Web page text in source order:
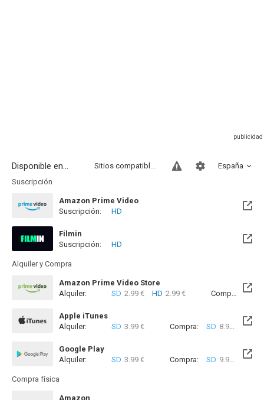
Disponible en... España
Sitios compatibles
Suscripción
Amazon Prime Video
Suscripción:
HD
Filmin
Disponible hasta el Mié, 31 Dic 2031 (Quedan 5 años)
Suscripción: HD
Alquiler y Compra
Amazon Prime Video Store
Alquiler:
SD 2.99 € HD 2.99 € Compra: SD
Apple iTunes
Alquiler:
SD 3.99 € Compra: SD 8.99 €
Google Play
Alquiler:
SD 3.99 € Compra: SD 9.99 €
Compra física
Amazon